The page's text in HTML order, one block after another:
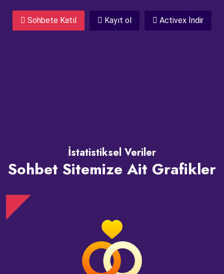
Sohbete Katıl Kayıt ol Activex İndir
İstatistiksel Veriler
Sohbet Sitemize Ait Grafikler